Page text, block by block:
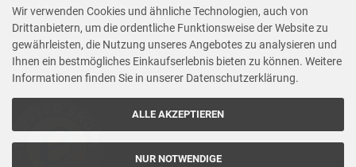
Ihre Meinung zählt
Vorwerk Ersatzteile
Wenn Ihnen der Service der StaubsaugerManufaktur gefallen hat,
bewerten Sie uns bitte bei Trustedshops.de
Wir verwenden Cookies und ähnliche Technologien, auch von
Drittanbietern, um die ordentliche Funktionsweise der Website zu
gewährleisten, die Nutzung unseres Angebotes zu analysieren und
Ihnen ein bestmögliches Einkaufserlebnis bieten zu können. Weitere
Informationen finden Sie in unserer Datenschutzerklärung.
ALLE AKZEPTIEREN
NUR NOTWENDIGE